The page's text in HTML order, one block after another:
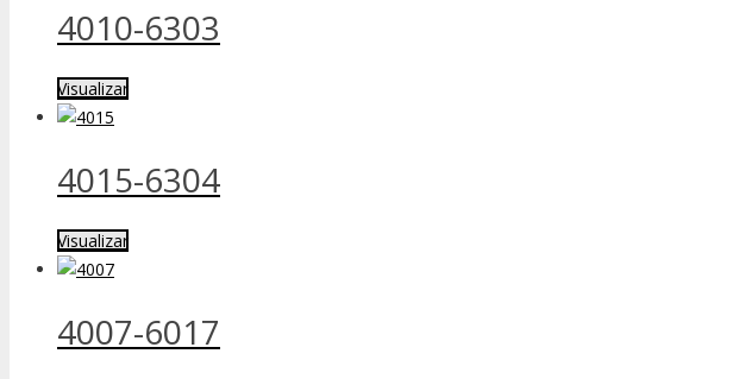
4010-6303
Visualizar
4015-6304
Visualizar
4007-6017